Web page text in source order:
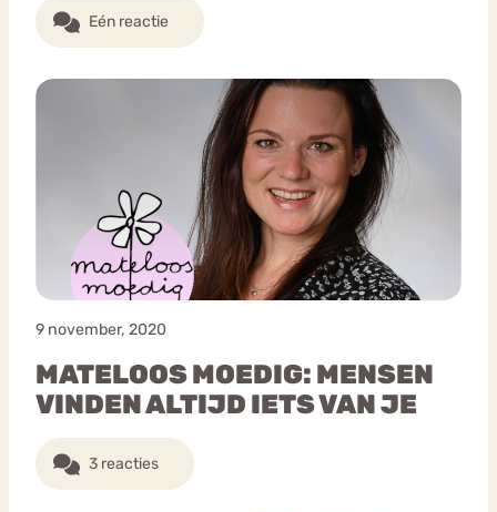
Eén reactie
9 november, 2020
MATELOOS MOEDIG: MENSEN
VINDEN ALTIJD IETS VAN JE
3 reacties